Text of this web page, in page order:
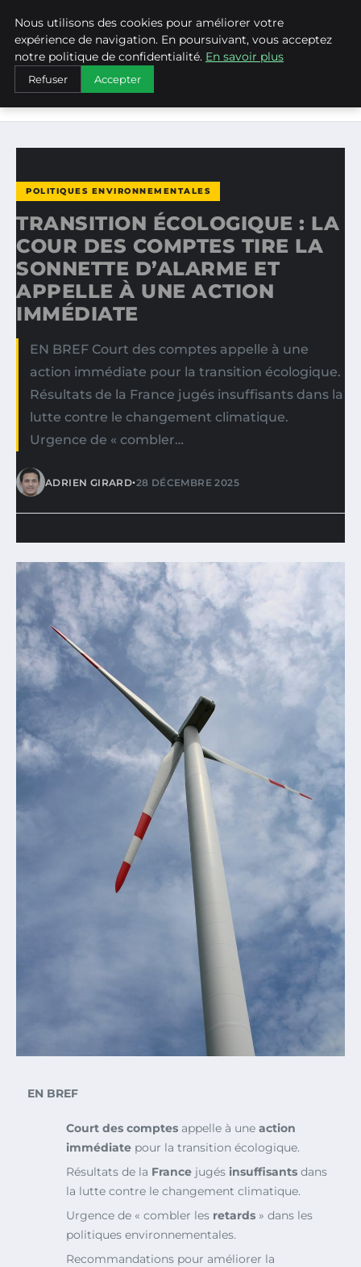
WEARECLIMATECONTROL
ACCUEIL
POLITIQUES ENVIRONNEMENTALES
TRANSITION ÉCOLOGIQUE : LA COUR DES COMPTES TIRE
POLITIQUES ENVIRONNEMENTALES
TRANSITION ÉCOLOGIQUE : LA
COUR DES COMPTES TIRE LA
SONNETTE D’ALARME ET
APPELLE À UNE ACTION
IMMÉDIATE
EN BREF Court des comptes appelle à une
action immédiate pour la transition écologique.
Résultats de la France jugés insuffisants dans la
lutte contre le changement climatique.
Urgence de « combler…
ADRIEN GIRARD•28 DÉCEMBRE 2025
EN BREF
Court des comptes appelle à une action
immédiate pour la transition écologique.
Résultats de la France jugés insuffisants dans
la lutte contre le changement climatique.
Urgence de « combler les retards » dans les
politiques environnementales.
Recommandations pour améliorer la
Nous utilisons des cookies pour améliorer votre
expérience de navigation. En poursuivant, vous acceptez
notre politique de confidentialité. En savoir plus
Refuser Accepter